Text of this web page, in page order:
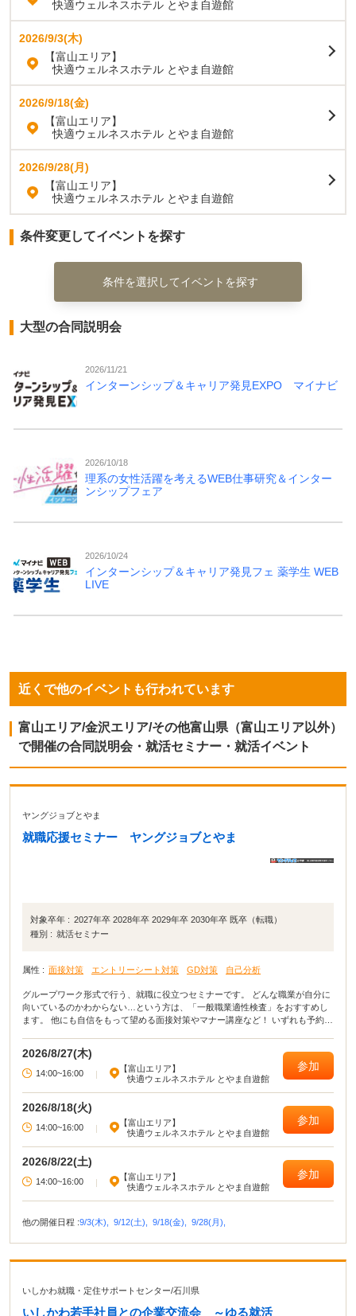
快適ウェルネスホテル とやま自遊館
2026/9/3(木)
【富山エリア】
快適ウェルネスホテル とやま自遊館
2026/9/18(金)
【富山エリア】
快適ウェルネスホテル とやま自遊館
2026/9/28(月)
【富山エリア】
快適ウェルネスホテル とやま自遊館
条件変更してイベントを探す
条件を選択してイベントを探す
大型の合同説明会
2026/11/21
インターンシップ＆キャリア発見EXPO マイナビ
2026/10/18
理系の女性活躍を考えるWEB仕事研究＆インター
ンシップフェア
2026/10/24
インターンシップ＆キャリア発見フェ 薬学生 WEB
LIVE
近くで他のイベントも行われています
富山エリア/金沢エリア/その他富山県（富山エリア以外）
で開催の合同説明会・就活セミナー・就活イベント
ヤングジョブとやま
就職応援セミナー ヤングジョブとやま
対象卒年 : 2027年卒 2028年卒 2029年卒 2030年卒 既卒（転職）
種別 : 就活セミナー
属性 : 面接対策 エントリーシート対策 GD対策 自己分析
グループワーク形式で行う、就職に役立つセミナーです。 どんな職業が自分に
向いているのかわからない…という方は、「一般職業適性検査」をおすすめし
ます。 他にも自信をもって望める面接対策やマナー講座など！ いずれも予約制
2026/8/27(木)
14:00~16:00 |
【富山エリア】
快適ウェルネスホテル とやま自遊館
参加
2026/8/18(火)
14:00~16:00 |
【富山エリア】
快適ウェルネスホテル とやま自遊館
参加
2026/8/22(土)
14:00~16:00 |
【富山エリア】
快適ウェルネスホテル とやま自遊館
参加
他の開催日程 :9/3(木), 9/12(土), 9/18(金), 9/28(月),
いしかわ就職・定住サポートセンター/石川県
いしかわ若手社員との企業交流会 ～ゆる就活